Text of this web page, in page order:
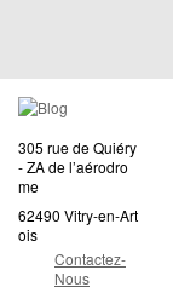
305 rue de Quiéry
- ZA de l’aérodro
me
62490 Vitry-en-Art
ois
Contactez-
Nous